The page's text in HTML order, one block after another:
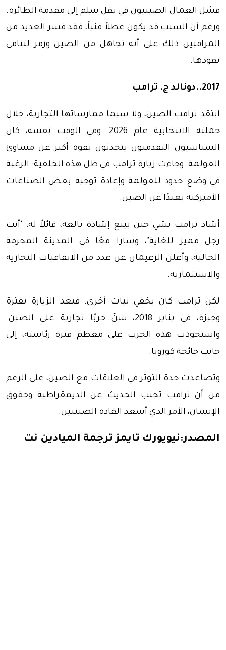
فشل العمال الصينيون في نقل سلم إلى مقدمة الطائرة.
ورغم أن السبب قد يكون عطلاً فنياً، فقد فسر العديد من
المراقبين ذلك على أنه تجاهل من الصين ورمز لتنامي
نفوذها.
2017..دونالد ج. ترامب
انتقد ترامب الصين، ولا سيما ممارساتها التجارية، خلال
حملته الانتخابية عام 2026. وفي الوقت نفسه، كان
السياسيون التقدميون يتحدثون بقوة أكبر عن مساوئ
العولمة. وجاءت زيارة ترامب في ظل هذه الخلفية: الرغبة
في وضع حدود للعولمة وإعادة توجيه بعض الصناعات
الأميركية بعيدًا عن الصين.
أشاد ترامب بشي جين بينغ إشادة بالغة، قائلاً له: "أنت
رجل مميز للغاية"، وسارا معًا في المدينة المحرمة
الخالية، وأعلن الزعيمان عن عدد من الاتفاقيات التجارية
والاستثمارية.
لكن ترامب كان يخفي نيات أخرى. فبعد الزيارة بفترة
وجيزة، في يناير 2018، شنّ حربًا تجارية على الصين.
واستحوذت هذه الحرب على معظم فترة رئاسته، إلى
جانب جائحة كورونا.
وتصاعدت حدة التوتر في العلاقات مع الصين، على الرغم
من أن ترامب تجنب الحديث عن الديمقراطية وحقوق
الإنسان، الأمر الذي أسعد القادة الصينيين.
المصدر:نيويورك تايمز ترجمة الميادين نت